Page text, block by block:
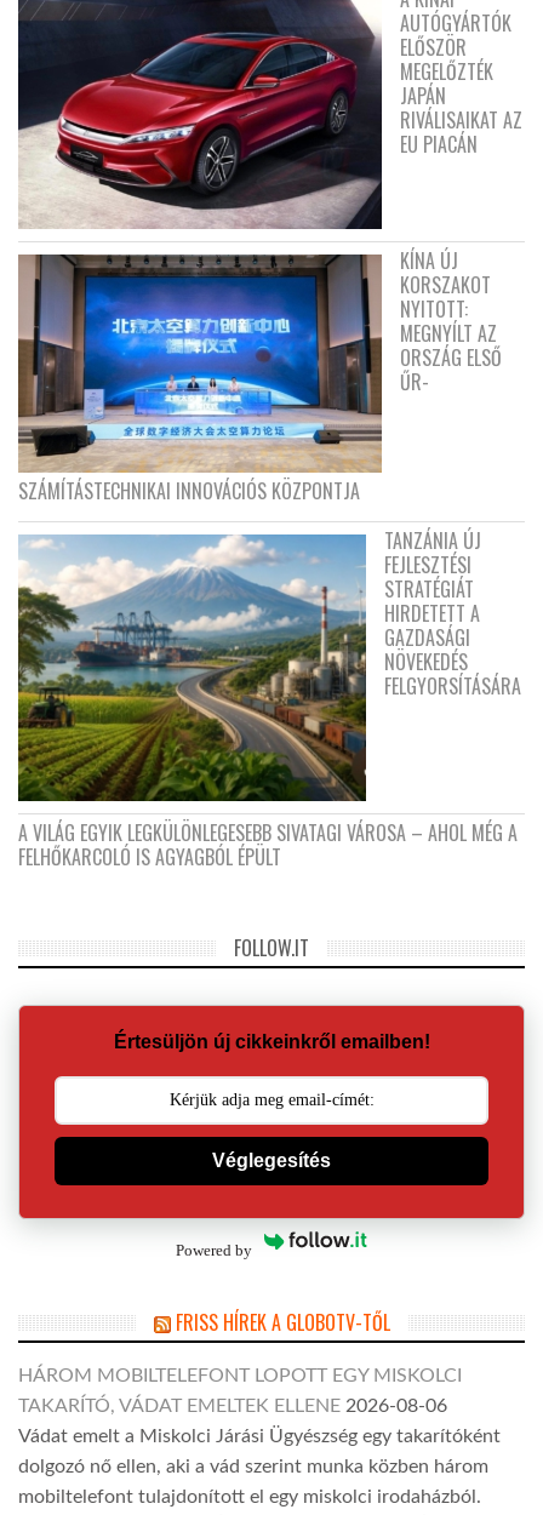
AUTÓGYÁRTÓK
ELŐSZÖR
MEGELŐZTÉK
JAPÁN
RIVÁLISAIKAT AZ
EU PIACÁN
KÍNA ÚJ
KORSZAKOT
NYITOTT:
MEGNYÍLT AZ
ORSZÁG ELSŐ
ŰR-
SZÁMÍTÁSTECHNIKAI INNOVÁCIÓS KÖZPONTJA
TANZÁNIA ÚJ
FEJLESZTÉSI
STRATÉGIÁT
HIRDETETT A
GAZDASÁGI
NÖVEKEDÉS
FELGYORSÍTÁSÁRA
A VILÁG EGYIK LEGKÜLÖNLEGESEBB SIVATAGI VÁROSA – AHOL MÉG A
FELHŐKARCOLÓ IS AGYAGBÓL ÉPÜLT
FOLLOW.IT
Értesüljön új cikkeinkről emailben!
Véglegesítés
Powered by
FRISS HÍREK A GLOBOTV-TŐL
HÁROM MOBILTELEFONT LOPOTT EGY MISKOLCI
TAKARÍTÓ, VÁDAT EMELTEK ELLENE 2026-08-06
Vádat emelt a Miskolci Járási Ügyészség egy takarítóként
dolgozó nő ellen, aki a vád szerint munka közben három
mobiltelefont tulajdonított el egy miskolci irodaházból.